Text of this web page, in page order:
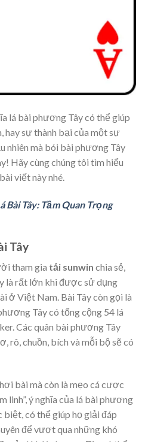
lá bài phương Tây có thể giúp
hay sự thành bại của một sự
nhiên mà bói bài phương Tây
Hãy cùng chúng tôi tìm hiểu
viết này nhé.
Bài Tây: Tầm Quan Trọng
Tây
tham gia tải sunwin chia sẻ,
là rất lớn khi được sử dụng
ở Việt Nam. Bài Tây còn gọi là
Tây có tổng cộng 54 lá
Các quân bài phương Tây
rô, chuồn, bích và mỗi bộ sẽ có
bài mà còn là mẹo cá cược
linh”, ý nghĩa của lá bài phương
biệt, có thể giúp họ giải đáp
để vượt qua những khó